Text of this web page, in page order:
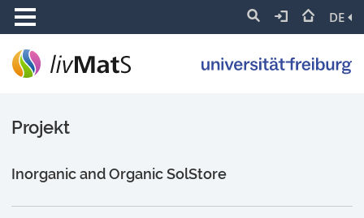
DE
Projekt
Inorganic and Organic SolStore